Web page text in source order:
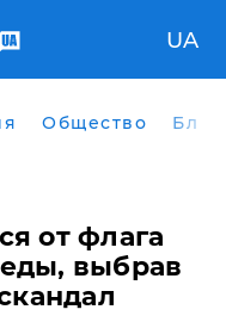
UA
Общество
от флага
выбрав